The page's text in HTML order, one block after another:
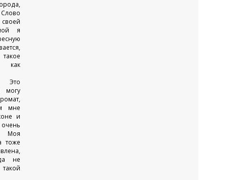
Слово
я
Это
могу
мне
и
тоже
не